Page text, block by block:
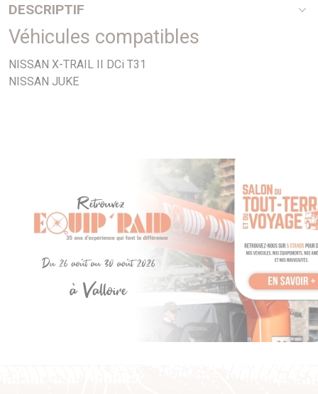
DESCRIPTIF
1,6i
Véhicules compatibles
NISSAN X-TRAIL II DCi T31
NISSAN JUKE